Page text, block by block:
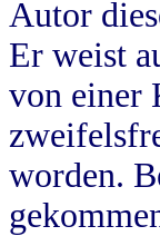
Autor
Er weist
von einer
worden.